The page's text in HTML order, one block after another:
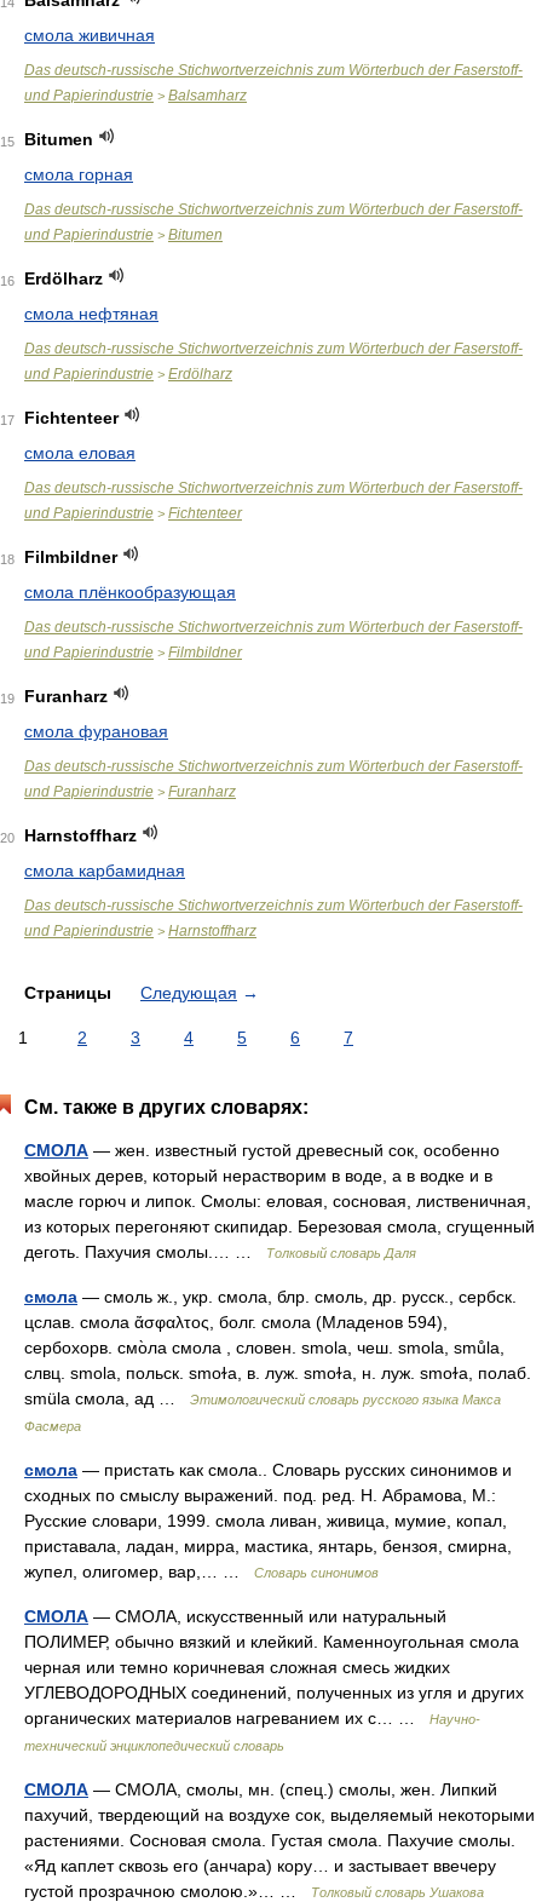
смола живичная
Das deutsch-russische Stichwortverzeichnis zum Wörterbuch der Faserstoff-
und Papierindustrie > Balsamharz
15
Bitumen
смола горная
Das deutsch-russische Stichwortverzeichnis zum Wörterbuch der Faserstoff-
und Papierindustrie > Bitumen
16
Erdölharz
смола нефтяная
Das deutsch-russische Stichwortverzeichnis zum Wörterbuch der Faserstoff-
und Papierindustrie > Erdölharz
17
Fichtenteer
смола еловая
Das deutsch-russische Stichwortverzeichnis zum Wörterbuch der Faserstoff-
und Papierindustrie > Fichtenteer
18
Filmbildner
смола плёнкообразующая
Das deutsch-russische Stichwortverzeichnis zum Wörterbuch der Faserstoff-
und Papierindustrie > Filmbildner
19
Furanharz
смола фурановая
Das deutsch-russische Stichwortverzeichnis zum Wörterbuch der Faserstoff-
und Papierindustrie > Furanharz
20
Harnstoffharz
смола карбамидная
Das deutsch-russische Stichwortverzeichnis zum Wörterbuch der Faserstoff-
und Papierindustrie > Harnstoffharz
Страницы Следующая →
1 2 3 4 5 6 7
См. также в других словарях:
СМОЛА — жен. известный густой древесный сок, особенно
хвойных дерев, который нерастворим в воде, а в водке и в
масле горюч и липок. Смолы: еловая, сосновая, лиственичная,
из которых перегоняют скипидар. Березовая смола, сгущенный
деготь. Пахучия смолы.… …
Толковый словарь Даля
смола — смоль ж., укр. смола, блр. смоль, др. русск., сербск.
цслав. смола ἄσφαλτος, болг. смола (Младенов 594),
сербохорв. смо̀ла смола , словен. smola, чеш. smola, smůla,
слвц. smola, польск. smоɫа, в. луж. smоɫа, н. луж. smoɫa, полаб.
smülа смола, ад …
Этимологический словарь русского языка Макса
Фасмера
смола — пристать как смола.. Словарь русских синонимов и
сходных по смыслу выражений. под. ред. Н. Абрамова, М.:
Русские словари, 1999. смола ливан, живица, мумие, копал,
приставала, ладан, мирра, мастика, янтарь, бензоя, смирна,
жупел, олигомер, вар,… …
Словарь синонимов
СМОЛА — СМОЛА, искусственный или натуральный
ПОЛИМЕР, обычно вязкий и клейкий. Каменноугольная смола
черная или темно коричневая сложная смесь жидких
УГЛЕВОДОРОДНЫХ соединений, полученных из угля и других
органических материалов нагреванием их с… …
Научно-
технический энциклопедический словарь
СМОЛА — СМОЛА, смолы, мн. (спец.) смолы, жен. Липкий
пахучий, твердеющий на воздухе сок, выделяемый некоторыми
растениями. Сосновая смола. Густая смола. Пахучие смолы.
«Яд каплет сквозь его (анчара) кору… и застывает ввечеру
густой прозрачною смолою.»… …
Толковый словарь Ушакова